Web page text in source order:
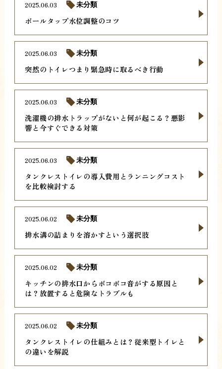
ボールタップ水位調整のコツ
2025.06.03 未分類
突然のトイレつまり緊急時に取るべき行動
2025.06.03 未分類
洗濯機の排水トラップがないと何が起こる？悪影
響と今すぐできる対策
2025.06.03 未分類
タンクレストイレの導入費用とランニングコスト
を比較検討する
2025.06.03 未分類
排水溝の詰まりを溶かすという選択肢
2025.06.02 未分類
キッチンの排水口からボコボコ音がする原因と
は？放置すると危険なトラブルも
2025.06.02 未分類
タンクレストイレの仕組みとは？従来型トイレと
の違いを解説
2025.06.02 未分類